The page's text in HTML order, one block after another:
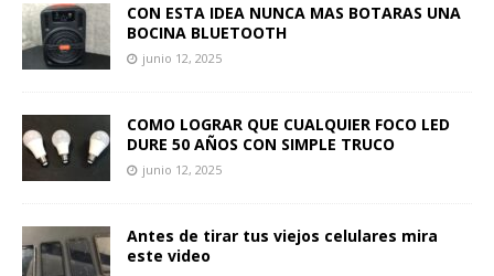
CON ESTA IDEA NUNCA MAS BOTARAS UNA
BOCINA BLUETOOTH
junio 12, 2025
COMO LOGRAR QUE CUALQUIER FOCO LED
DURE 50 AÑOS CON SIMPLE TRUCO
junio 12, 2025
Antes de tirar tus viejos celulares mira
este video